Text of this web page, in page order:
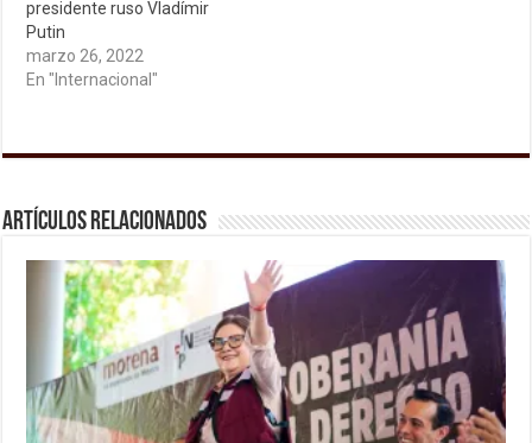
presidente ruso Vladímir
Putin
marzo 26, 2022
En "Internacional"
Artículos relacionados